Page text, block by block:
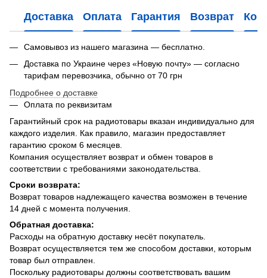
Доставка Оплата Гарантия Возврат
Самовывоз из нашего магазина — бесплатно.
Доставка по Украине через «Новую почту» — согласно
тарифам перевозчика, обычно от 70 грн
Подробнее о доставке
Оплата по реквизитам
Гарантийный срок на радиотовары вказан индивидуально для
каждого изделия. Как правило, магазин предоставляет
гарантию сроком 6 месяцев.
Компания осуществляет возврат и обмен товаров в
соответствии с требованиями законодательства.
Сроки возврата:
Возврат товаров надлежащего качества возможен в течение
14 дней с момента получения.
Обратная доставка:
Расходы на обратную доставку несёт покупатель.
Возврат осуществляется тем же способом доставки, которым
товар был отправлен.
Поскольку радиотовары должны соответствовать вашим